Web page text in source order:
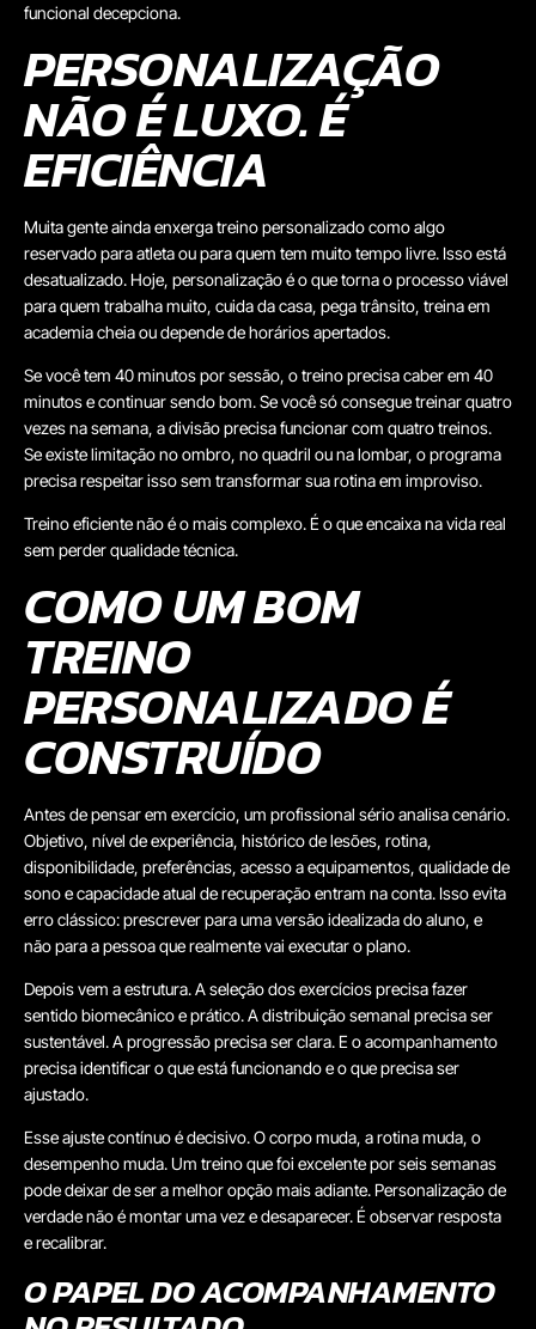
funcional decepciona.
PERSONALIZAÇÃO
NÃO É LUXO. É
EFICIÊNCIA
Muita gente ainda enxerga treino personalizado como algo
reservado para atleta ou para quem tem muito tempo livre. Isso está
desatualizado. Hoje, personalização é o que torna o processo viável
para quem trabalha muito, cuida da casa, pega trânsito, treina em
academia cheia ou depende de horários apertados.
Se você tem 40 minutos por sessão, o treino precisa caber em 40
minutos e continuar sendo bom. Se você só consegue treinar quatro
vezes na semana, a divisão precisa funcionar com quatro treinos.
Se existe limitação no ombro, no quadril ou na lombar, o programa
precisa respeitar isso sem transformar sua rotina em improviso.
Treino eficiente não é o mais complexo. É o que encaixa na vida real
sem perder qualidade técnica.
COMO UM BOM
TREINO
PERSONALIZADO É
CONSTRUÍDO
Antes de pensar em exercício, um profissional sério analisa cenário.
Objetivo, nível de experiência, histórico de lesões, rotina,
disponibilidade, preferências, acesso a equipamentos, qualidade de
sono e capacidade atual de recuperação entram na conta. Isso evita
erro clássico: prescrever para uma versão idealizada do aluno, e
não para a pessoa que realmente vai executar o plano.
Depois vem a estrutura. A seleção dos exercícios precisa fazer
sentido biomecânico e prático. A distribuição semanal precisa ser
sustentável. A progressão precisa ser clara. E o acompanhamento
precisa identificar o que está funcionando e o que precisa ser
ajustado.
Esse ajuste contínuo é decisivo. O corpo muda, a rotina muda, o
desempenho muda. Um treino que foi excelente por seis semanas
pode deixar de ser a melhor opção mais adiante. Personalização de
verdade não é montar uma vez e desaparecer. É observar resposta
e recalibrar.
O PAPEL DO ACOMPANHAMENTO